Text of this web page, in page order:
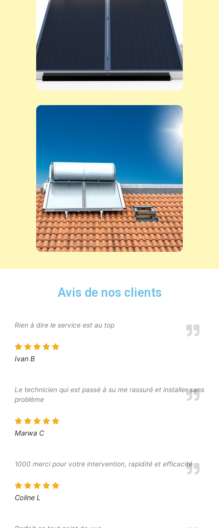
Avis de nos clients
Rien à dire le service est au top
Ivan B
Le technicien qui est passé à su me rassuré et installer sans
problème
Marwa C
1000 merci pour votre intervention, rapidité et efficacité
Coline L